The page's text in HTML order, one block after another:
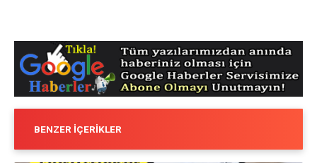
BENZER İÇERIKLER